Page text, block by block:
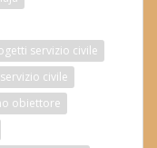
servizio civile
civile
obiettore